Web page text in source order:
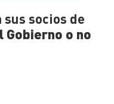
sus socios de
Gobierno o no